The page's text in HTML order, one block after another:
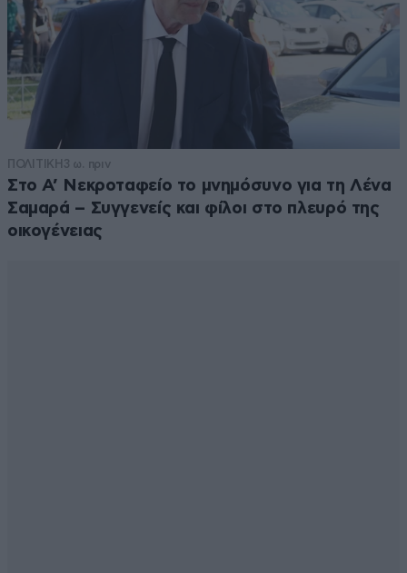
ΠΟΛΙΤΙΚΗ 3 ω. πριν
Στο Α’ Νεκροταφείο το μνημόσυνο για τη Λένα
Σαμαρά – Συγγενείς και φίλοι στο πλευρό της
οικογένειας